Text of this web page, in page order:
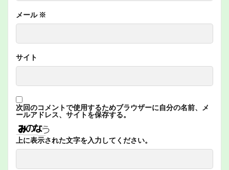
メール ※
サイト
次回のコメントで使用するためブラウザーに自分の名前、メ
ールアドレス、サイトを保存する。
上に表示された文字を入力してください。